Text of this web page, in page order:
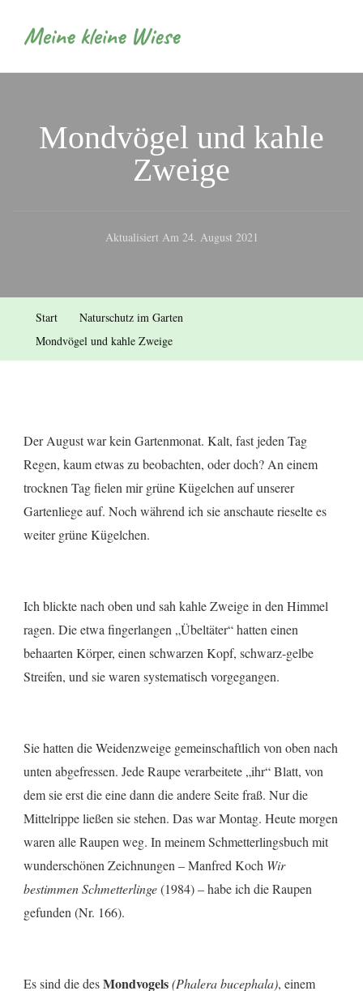
Meine kleine Wiese
Mondvögel und kahle
Zweige
Aktualisiert Am 24. August 2021
Start
Naturschutz im Garten
Mondvögel und kahle Zweige
Der August war kein Gartenmonat. Kalt, fast jeden Tag
Regen, kaum etwas zu beobachten, oder doch? An einem
trocknen Tag fielen mir grüne Kügelchen auf unserer
Gartenliege auf. Noch während ich sie anschaute rieselte es
weiter grüne Kügelchen.
Ich blickte nach oben und sah kahle Zweige in den Himmel
ragen. Die etwa fingerlangen „Übeltäter“ hatten einen
behaarten Körper, einen schwarzen Kopf, schwarz-gelbe
Streifen, und sie waren systematisch vorgegangen.
Sie hatten die Weidenzweige gemeinschaftlich von oben nach
unten abgefressen. Jede Raupe verarbeitete „ihr“ Blatt, von
dem sie erst die eine dann die andere Seite fraß. Nur die
Mittelrippe ließen sie stehen. Das war Montag. Heute morgen
waren alle Raupen weg. In meinem Schmetterlingsbuch mit
wunderschönen Zeichnungen – Manfred Koch Wir
bestimmen Schmetterlinge(1984) – habe ich die Raupen
gefunden (Nr. 166).
Es sind die desMondvogels(Phalera bucephala), einem